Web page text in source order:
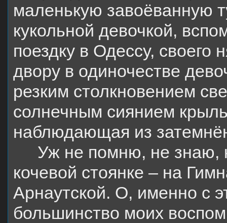
маленькую завоёванную
кукольной девочкой,
поездку в Одессу,
двору в одиночестве
резким столкновением
солнечным сиянием
наблюдающая из
Уж не помню, не знаю,
кочевой стоянке – на
Арнаутской. О, именно с
большинство моих